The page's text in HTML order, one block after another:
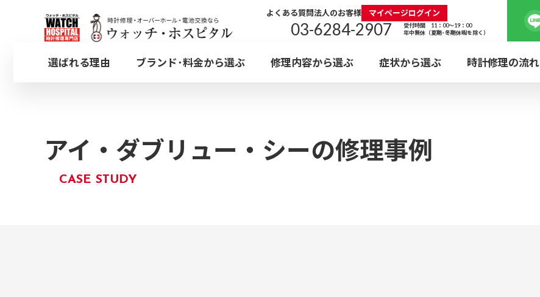
よくある質問法人のお客様 マイページログイン
03-6284-2907
受付時間 11：00～19：00
年中無休（夏期･冬期休暇を除く）
選ばれる理由 ブランド･料金から選ぶ
ブライトリング
修理内容から選ぶ
プッシュボタン
症状から選ぶ 時計修理の流れ
日本全国集荷対応のWEBと
都内4店舗どちらでも利用可能
アイ・ダブリュー・シーの修理事例
CASE STUDY